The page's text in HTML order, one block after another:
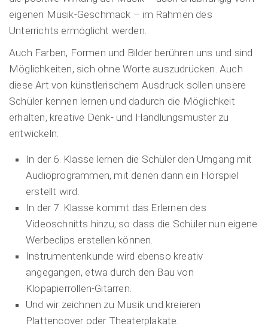
eigenen Musik-Geschmack – im Rahmen des
Unterrichts ermöglicht werden.
Auch Farben, Formen und Bilder berühren uns und sind
Möglichkeiten, sich ohne Worte auszudrücken. Auch
diese Art von künstlerischem Ausdruck sollen unsere
Schüler kennen lernen und dadurch die Möglichkeit
erhalten, kreative Denk- und Handlungsmuster zu
entwickeln:
In der 6. Klasse lernen die Schüler den Umgang mit
Audioprogrammen, mit denen dann ein Hörspiel
erstellt wird.
In der 7. Klasse kommt das Erlernen des
Videoschnitts hinzu, so dass die Schüler nun eigene
Werbeclips erstellen können.
Instrumentenkunde wird ebenso kreativ
angegangen, etwa durch den Bau von
Klopapierrollen-Gitarren.
Und wir zeichnen zu Musik und kreieren
Plattencover oder Theaterplakate.